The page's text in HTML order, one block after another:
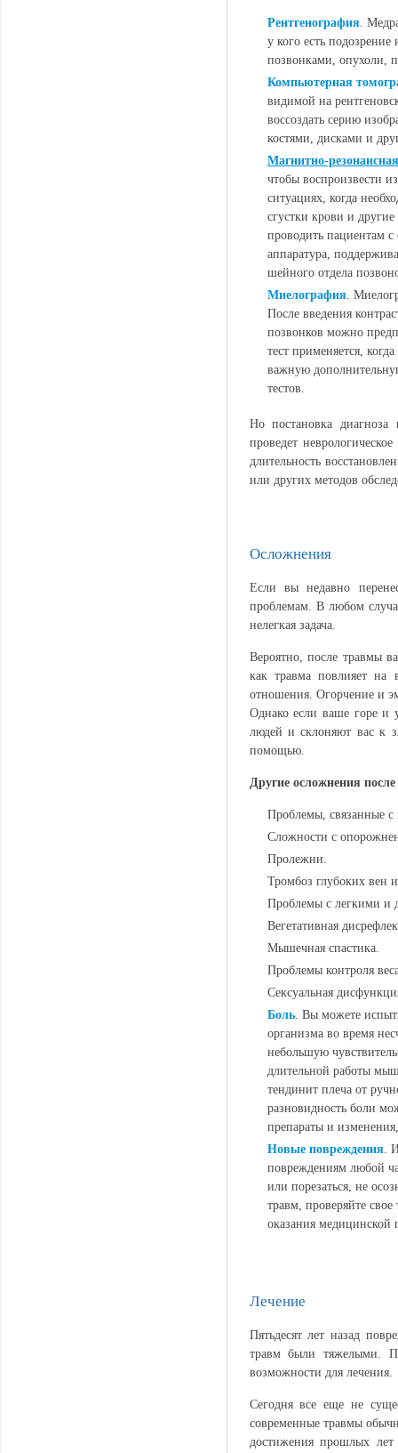
Рентгенография.
у кого есть
позвонками, опухоли,
Компьютерная
видимой на
воссоздать серию
костями, дисками и
Магнитно-
чтобы воспроизвести
ситуациях, когда
сгустки крови и
проводить пациентам
аппаратура,
шейного отдела
Миелография.
После введения
позвонков можно
тест применяется,
важную
тестов.
Но постановка диагноза
проведет
длительность
или других методов
Осложнения
Если вы недавно
проблемам. В любом
нелегкая задача.
Вероятно, после травмы
как травма повлияет
отношения. Огорчение и
Однако если ваше горе и
людей и склоняют вас к
помощью.
Другие осложнения
Проблемы, связанные
Сложности с
Пролежни.
Тромбоз глубоких вен
Проблемы с легкими и
Вегетативная
Мышечная спастика.
Проблемы контроля
Сексуальная
Боль. Вы можете
организма во время
небольшую
длительной работы
тендинит плеча от
разновидность боли
препараты и
Новые повреждения.
повреждениям любой
или порезаться, не
травм, проверяйте
оказания
Лечение
Пятьдесят лет назад
травм были тяжелыми.
возможности для лечения.
Сегодня все еще не
современные травмы
достижения прошлых лет